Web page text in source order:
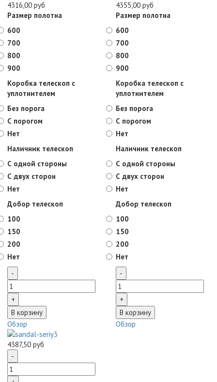
4316,00 руб
Размер полотна
600
700
800
900
Коробка телескоп с
уплотнителем
Без порога
С порогом
Нет
Наличник телескоп
С одной стороны
С двух сторон
Нет
Добор телескоп
100
150
200
Нет
Обзор
4355,00 руб
Размер полотна
600
700
800
900
Коробка телескоп с
уплотнителем
Без порога
С порогом
Нет
Наличник телескоп
С одной стороны
С двух сторон
Нет
Добор телескоп
100
150
200
Нет
Обзор
4387,50 руб